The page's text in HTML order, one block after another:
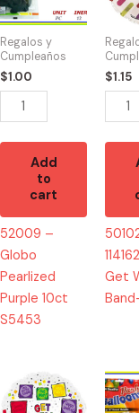
Regalos y
Cumpleaños
$1.00
Pearlized
Purple
10ct
S5453
quantity
Add
to
cart
52009 –
Globo
Pearlized
Purple 10ct
S5453
$1.15
Get
Well
Band-
18"
Get
50108
-